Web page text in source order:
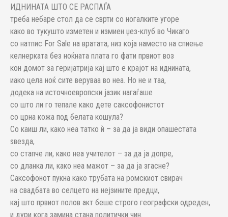
ИДНИНАТА ШТО СЕ РАСПАЃА
треба небаре стол да се сврти со ногалките угоре
како во тукушто изметен и измиен џез-клуб во Чикаго
со натпис For Sale на вратата, низ која наместо на спиење
келнерката без ноќната плата го фати првиот воз
кон домот за геријатрија кај што е крајот на иднината,
иако цела ноќ сите веруваа во неа. Но не и таа,
додека на источноевропски јазик нагаѓаше
со што ли го тепале како дете саксофонистот
со црна кожа под белата кошула?
Со каиш ли, како неа татко ѝ – за да ја види опашестата
ѕвезда,
со стапче ли, како неа учителот – за да ја допре,
со дланка ли, како неа мажот – за да ја згасне?
Саксофонот пукна како трубата на ромскиот свирач
на свадбата во селцето на нејзините предци,
кај што првиот полов акт беше строго географски одреден,
и дури кога замина стана политички чин.